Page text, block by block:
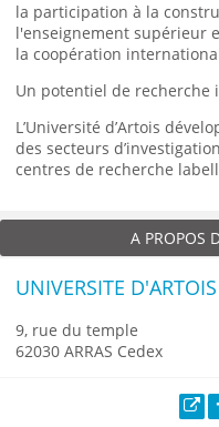
la participation à la
l'enseignement supérieur
la coopération
Un potentiel de recherche
L’Université d’Artois
des secteurs
centres de recherche
A PROPOS
UNIVERSITE D'ARTOIS
9, rue du temple
62030 ARRAS Cedex